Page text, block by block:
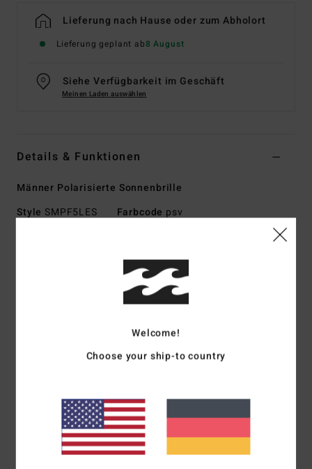
Lieferung nach Hause oder zum Abholort
Lieferung geplant ab8 August
Siehe Verfügbarkeit im Geschäft
Meinen Laden auswählen
Details & Funktionen
Männer Polarisierte Sonnenbrille
Style SMPF5LES Farbcode psv
Mittlere bis große Größe
Nylon-Grilamid-Rahmen
Italienische Scharniere aus Edelstahl
Schlagfestes Polycarbonat-Glas
100 % UV-Schutz
Download derKonformitätserklärung
Zusammensetzung73 % Nylon, 23 % Polycarbonat, 2 %
Welcome!
Choose your ship-to country